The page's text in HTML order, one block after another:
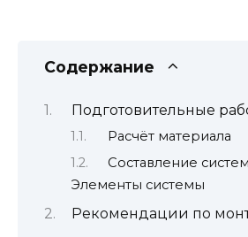
Содержание
Подготовительные
Расчёт материала
Составление
Элементы системы
Рекомендации по